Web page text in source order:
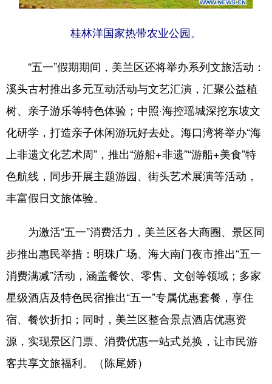
桂林洋国家热带农业公园。
“五一”假期期间，美兰区还将举办系列文旅活动：
溪头古村推出多元互动活动与文艺汇演，汇聚公益植
树、亲子游乐等特色体验；中照·海控瑶城深挖东坡文
化研学，打造亲子休闲游玩好去处。海口湾将举办“海
上非遗文化艺术周”，推出“游船+非遗”“游船+美食”特
色航线，同步开展主题游园、街头艺术展演等活动，
丰富假日文旅体验。
为激活“五一”消费活力，美兰区各大商圈、景区同
步推出惠民举措：明珠广场、海大南门夜市推出“五一
消费满减”活动，涵盖餐饮、零售、文创等领域；多家
星级酒店及特色民宿推出“五一”专属优惠套餐，享住
宿、餐饮折扣；同时，美兰区整合景点酒店优惠资
源，实现景区门票、消费优惠一站式兑换，让市民游
客共享文旅福利。（陈尾娇）